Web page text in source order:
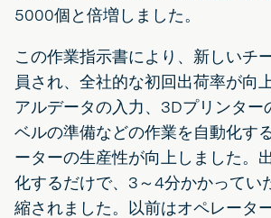
5000個と倍増しました。
この作業指示書により、新しいチ
員され、全社的な初回出荷率が向
アルデータの入力、3Dプリンター
ベルの準備などの作業を自動化す
ーターの生産性が向上しました。
化するだけで、3～4分かかってい
縮されました。以前はオペレータ